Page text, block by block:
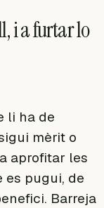
i a furtar lo
li ha de
mèrit o
aprofitar les
pugui, de
Barreja